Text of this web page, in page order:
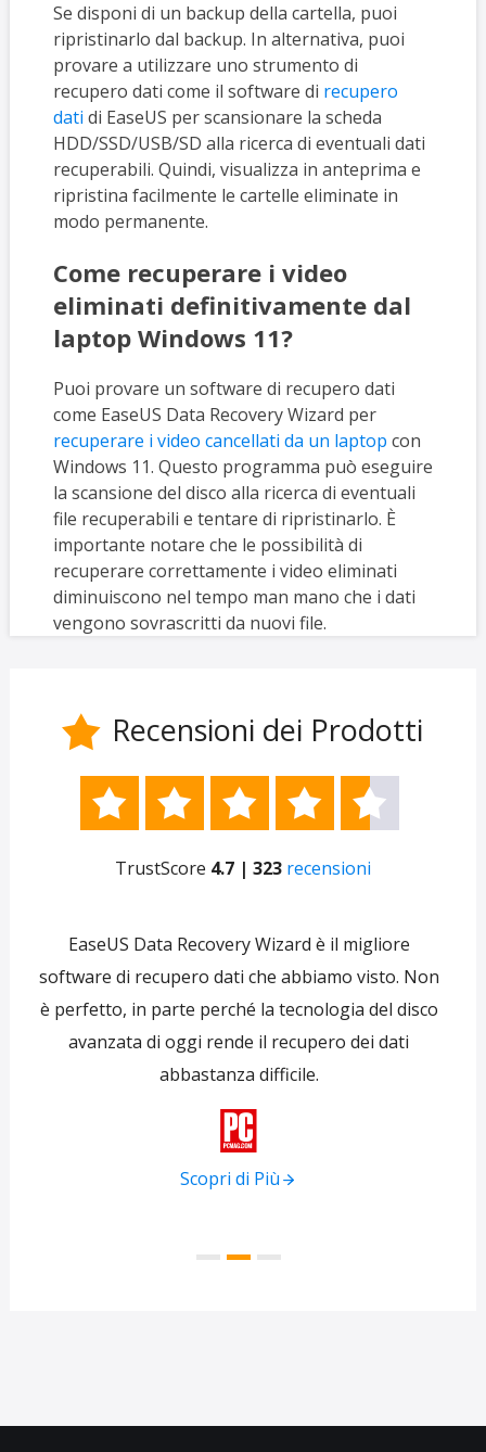
Se disponi di un backup della cartella, puoi
ripristinarlo dal backup. In alternativa, puoi
provare a utilizzare uno strumento di
recupero dati come il software di recupero
dati di EaseUS per scansionare la scheda
HDD/SSD/USB/SD alla ricerca di eventuali dati
recuperabili. Quindi, visualizza in anteprima e
ripristina facilmente le cartelle eliminate in
modo permanente.
Come recuperare i video
eliminati definitivamente dal
laptop Windows 11?
Puoi provare un software di recupero dati
come EaseUS Data Recovery Wizard per
recuperare i video cancellati da un laptop con
Windows 11. Questo programma può eseguire
la scansione del disco alla ricerca di eventuali
file recuperabili e tentare di ripristinarlo. È
importante notare che le possibilità di
recuperare correttamente i video eliminati
diminuiscono nel tempo man mano che i dati
vengono sovrascritti da nuovi file.
 Recensioni dei Prodotti
    
TrustScore 4.7 | 323 recensioni
EaseUS Data Recovery Wizard è il migliore
software di recupero dati che abbiamo visto. Non
è perfetto, in parte perché la tecnologia del disco
avanzata di oggi rende il recupero dei dati
abbastanza difficile.

Scopri di Più